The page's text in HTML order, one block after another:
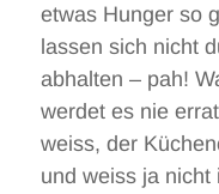
etwas Hunger so
lassen sich nicht
abhalten – pah!
werdet es nie
weiss, der
und weiss ja